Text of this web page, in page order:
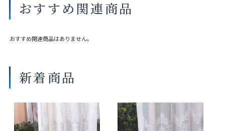
おすすめ関連商品
おすすめ関連商品はありません。
新着商品